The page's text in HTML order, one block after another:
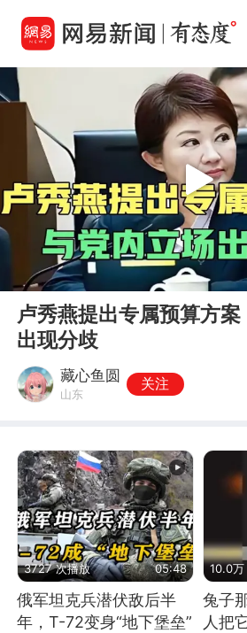
00:00
Play
卢秀燕提出专属预算方
出现分歧
藏心鱼圆
山东
关注
3727 次播放 05:48
俄军坦克兵潜伏敌后半
年，T-72变身“地下堡垒”
10.0万
兔子
人把